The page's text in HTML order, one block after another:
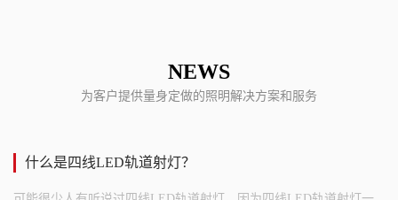
NEWS
为客户提供量身定做的照明解决方案和服务
什么是四线LED轨道射灯？